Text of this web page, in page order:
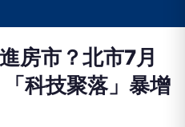
房市？北市7月
科技聚落」暴增